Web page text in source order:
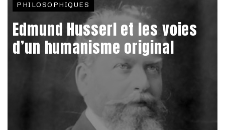
PHILOSOPHIQUES
Edmund Husserl et les voies
d’un humanisme original